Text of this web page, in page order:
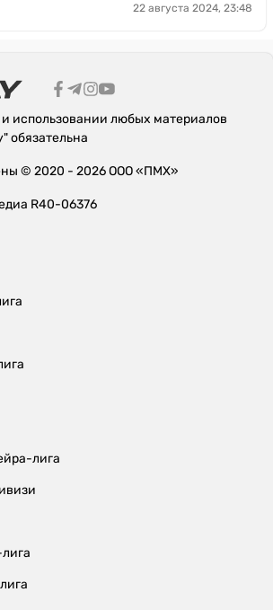
22 августа 2024, 23:48
использовании любых материалов
обязательна
© 2020 - 2026 ООО «ПМХ»
R40-06376
лига